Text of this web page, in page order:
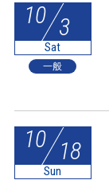
10 3
Sat
一般
10 18
Sun